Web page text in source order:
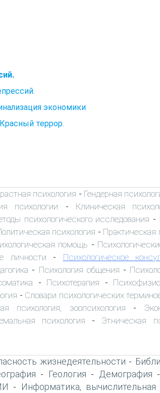
экономики
террор.
психология - Гендерная
психологии - Клиническая
психологического исследования -
психология - Практическая
помощь -
личности - Психологическое
- Психология общения -
- Психотерапия -
- Словари психологических
психология, зоопсихология -
психология - Этническая
жизнедеятельности -
- Геология - Демография -
- Информатика,